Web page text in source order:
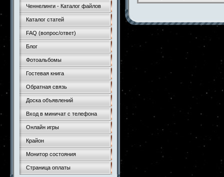
Ченнелинги - Каталог файлов
Каталог статей
FAQ (вопрос/ответ)
Блог
Фотоальбомы
Гостевая книга
Обратная связь
Доска объявлений
Вход в миничат с телефона
Онлайн игры
Крайон
Монитор состояния
Страница оплаты